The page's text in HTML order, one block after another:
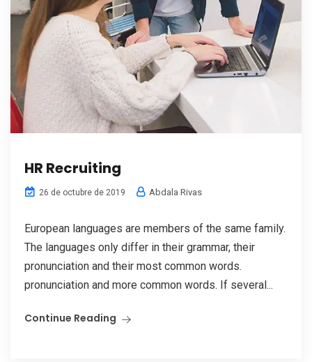
HR Recruiting
26 de octubre de 2019 Abdala Rivas
European languages are members of the same family.
The languages only differ in their grammar, their
pronunciation and their most common words.
pronunciation and more common words. If several...
Continue Reading